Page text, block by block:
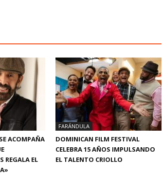
ACOMPAÑA
REGALA EL
FARÁNDULA
DOMINICAN FILM FESTIVAL
CELEBRA 15 AÑOS IMPULSANDO
EL TALENTO CRIOLLO